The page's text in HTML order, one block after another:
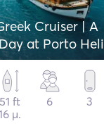
Cruiser | A
at Porto Heli
51 ft
μ.
6 3